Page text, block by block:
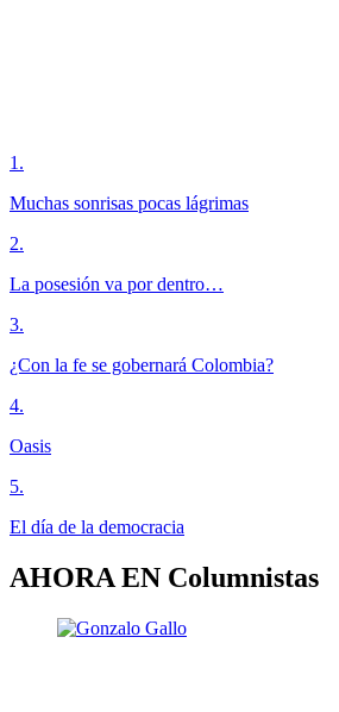
1 .
Muchas sonrisas pocas lágrimas
2.
La posesión va por dentro…
3.
¿Con la fe se gobernará Colombia?
4.
Oasis
5.
El día de la democracia
AHORA EN Columnistas